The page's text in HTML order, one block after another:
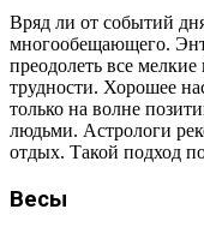
Вряд ли от событий
многообещающего.
преодолеть все
трудности. Хорошее
только на волне
людьми. Астрологи
отдых. Такой подход
Весы